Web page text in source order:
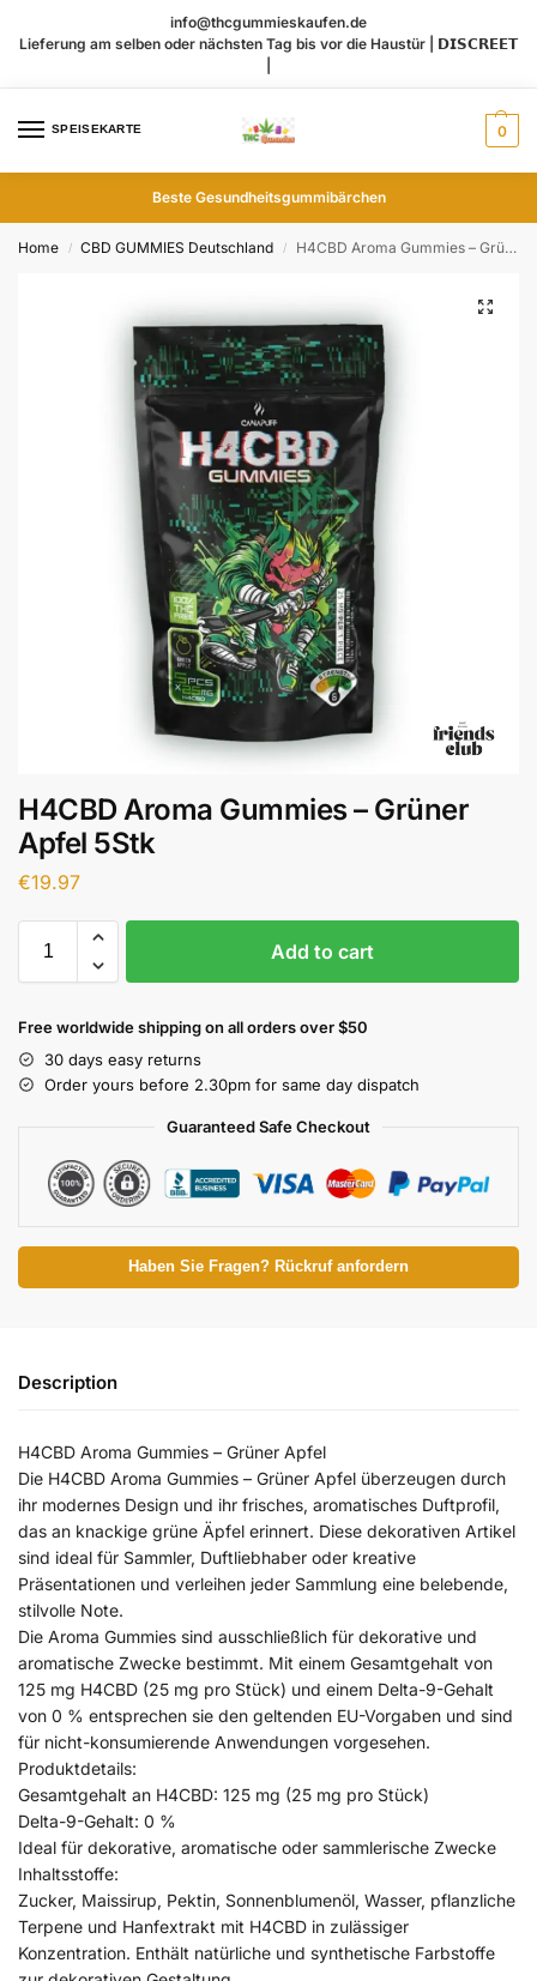
info@thcgummieskaufen.de
Lieferung am selben oder nächsten Tag bis vor die Haustür | 𝗗𝗜𝗦𝗖𝗥𝗘𝗘𝗧
SPEISEKARTE 0
Beste Gesundheitsgummibärchen
Home / CBD GUMMIES Deutschland / H4CBD Aroma Gummies – Grüner Apfel 5Stk
H4CBD Aroma Gummies – Grüner
Apfel 5Stk
€19.97
Add to cart
Free worldwide shipping on all orders over $50
30 days easy returns
Order yours before 2.30pm for same day dispatch
Guaranteed Safe Checkout
Haben Sie Fragen? Rückruf anfordern
Description
H4CBD Aroma Gummies – Grüner Apfel
Die H4CBD Aroma Gummies – Grüner Apfel überzeugen durch
ihr modernes Design und ihr frisches, aromatisches Duftprofil,
das an knackige grüne Äpfel erinnert. Diese dekorativen Artikel
sind ideal für Sammler, Duftliebhaber oder kreative
Präsentationen und verleihen jeder Sammlung eine belebende,
stilvolle Note.
Die Aroma Gummies sind ausschließlich für dekorative und
aromatische Zwecke bestimmt. Mit einem Gesamtgehalt von
125 mg H4CBD (25 mg pro Stück) und einem Delta-9-Gehalt
von 0 % entsprechen sie den geltenden EU-Vorgaben und sind
für nicht-konsumierende Anwendungen vorgesehen.
Produktdetails:
Gesamtgehalt an H4CBD: 125 mg (25 mg pro Stück)
Delta-9-Gehalt: 0 %
Ideal für dekorative, aromatische oder sammlerische Zwecke
Inhaltsstoffe:
Zucker, Maissirup, Pektin, Sonnenblumenöl, Wasser, pflanzliche
Terpene und Hanfextrakt mit H4CBD in zulässiger
Konzentration. Enthält natürliche und synthetische Farbstoffe